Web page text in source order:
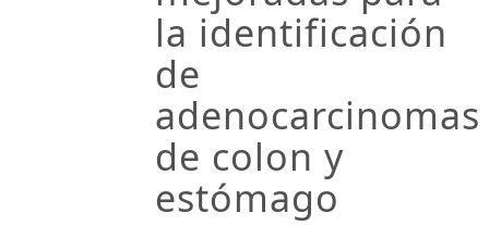
la identificación
de
adenocarcinomas
de colon y
estómago